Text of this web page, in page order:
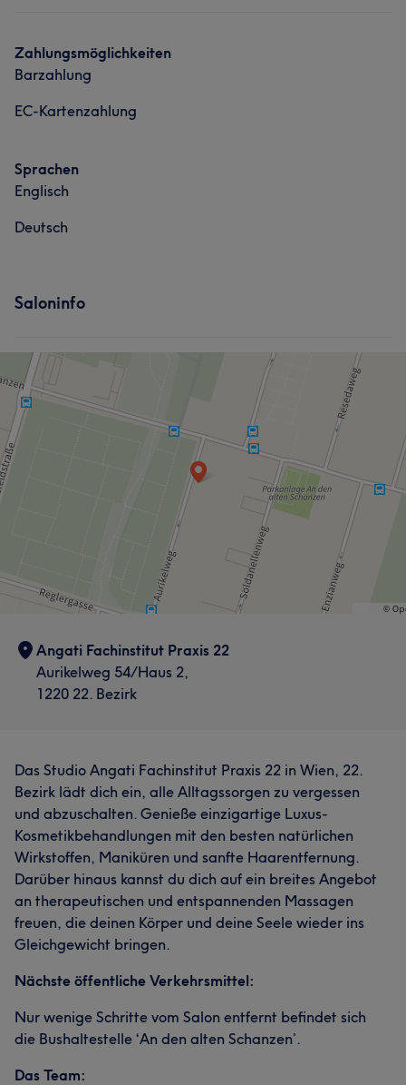
Zahlungsmöglichkeiten
Barzahlung
EC-Kartenzahlung
Sprachen
Englisch
Deutsch
Saloninfo
Angati Fachinstitut Praxis 22
Aurikelweg 54/Haus 2,
1220 22. Bezirk
Das Studio Angati Fachinstitut Praxis 22 in Wien, 22.
Bezirk lädt dich ein, alle Alltagssorgen zu vergessen
und abzuschalten. Genieße einzigartige Luxus-
Kosmetikbehandlungen mit den besten natürlichen
Wirkstoffen, Maniküren und sanfte Haarentfernung.
Darüber hinaus kannst du dich auf ein breites Angebot
an therapeutischen und entspannenden Massagen
freuen, die deinen Körper und deine Seele wieder ins
Gleichgewicht bringen.
Nächste öffentliche Verkehrsmittel:
Nur wenige Schritte vom Salon entfernt befindet sich
die Bushaltestelle ‘An den alten Schanzen’.
Das Team: